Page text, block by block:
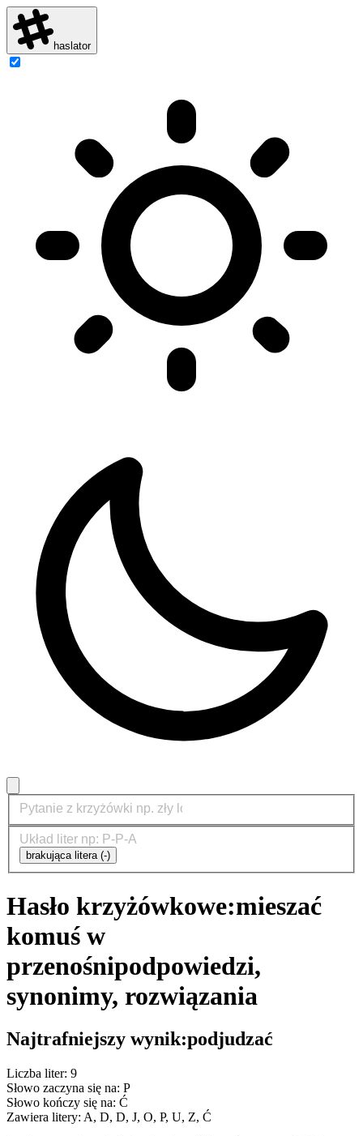
haslator
brakująca litera (-)
Hasło krzyżówkowe:mieszać
komuś w
przenośnipodpowiedzi,
synonimy, rozwiązania
Najtrafniejszy wynik:podjudzać
Liczba liter: 9
Słowo zaczyna się na: P
Słowo kończy się na: Ć
Zawiera litery: A, D, D, J, O, P, U, Z, Ć